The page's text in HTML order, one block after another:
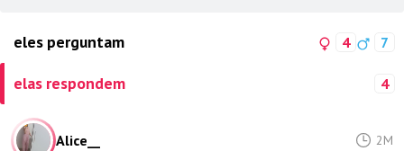
eles perguntam 4 7
elas respondem 4
Alice__ 2M